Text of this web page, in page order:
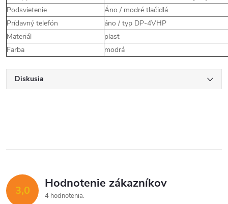
Podsvietenie
Áno / modré tlačidlá
Prídavný telefón
áno / typ DP-4VHP
Materiál
plast
Farba
modrá
Diskusia
3,0 Hodnotenie zákazníkov
4 hodnotenia